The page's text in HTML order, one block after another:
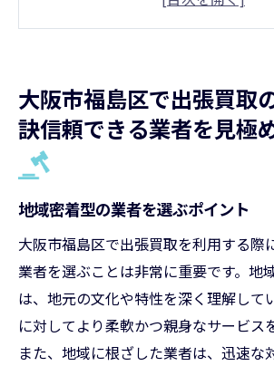
安全かつ迅速に取引を行う
出張買取で満足度を高める秘訣大
利用者の生の声から学ぶ実例
満足度を上げるための事前
買取後のフォローアップが
成功例から得る買取のポイ
地域特有の良い業者を選ぶ
大阪市福島区で出張買取
訣信頼できる業者を見極
地域密着型の業者を選ぶポイント
大阪市福島区で出張買取を利用する際
業者を選ぶことは非常に重要です。地
は、地元の文化や特性を深く理解して
に対してより柔軟かつ親身なサービス
また、地域に根ざした業者は、迅速な